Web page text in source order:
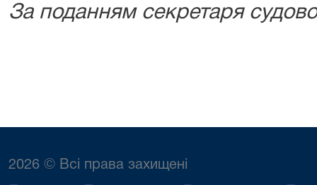
За поданням секретаря
2026 © Всі права захищені